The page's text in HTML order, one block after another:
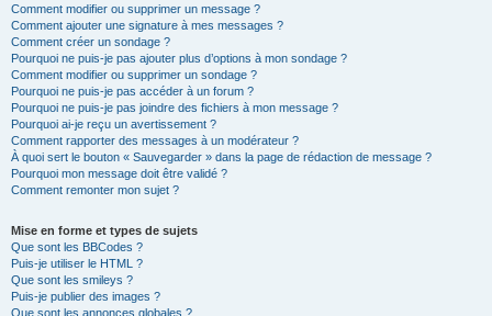
Comment modifier ou supprimer un message ?
Comment ajouter une signature à mes messages ?
Comment créer un sondage ?
Pourquoi ne puis-je pas ajouter plus d’options à mon sondage ?
Comment modifier ou supprimer un sondage ?
Pourquoi ne puis-je pas accéder à un forum ?
Pourquoi ne puis-je pas joindre des fichiers à mon message ?
Pourquoi ai-je reçu un avertissement ?
Comment rapporter des messages à un modérateur ?
À quoi sert le bouton « Sauvegarder » dans la page de rédaction de message ?
Pourquoi mon message doit être validé ?
Comment remonter mon sujet ?
Mise en forme et types de sujets
Que sont les BBCodes ?
Puis-je utiliser le HTML ?
Que sont les smileys ?
Puis-je publier des images ?
Que sont les annonces globales ?